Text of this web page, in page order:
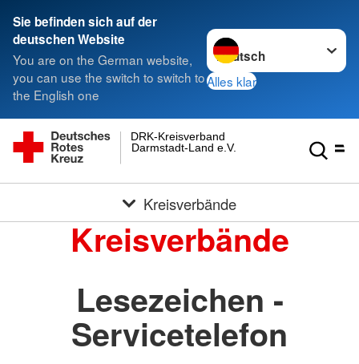
Sie befinden sich auf der
deutschen Website
You are on the German website,
you can use the switch to switch to
the English one
Sprache wechseln zu
Alles klar
Darmstadt-Land e.V.
DRK-Kreisverband
Kreisverbände
Kreisverbände
Lesezeichen -
Servicetelefon